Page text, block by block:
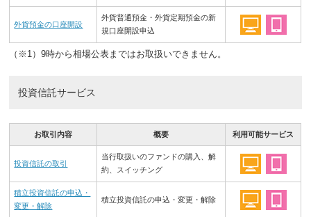
外貨預金の口座開設
外貨普通預金・外貨定期預金の新
規口座開設申込
（※1）9時から相場公表まではお取扱いできません。
投資信託サービス
お取引内容 概要 利用可能サービス
投資信託の取引
当行取扱いのファンドの購入、解
約、スイッチング
積立投資信託の申込・
変更・解除
積立投資信託の申込・変更・解除